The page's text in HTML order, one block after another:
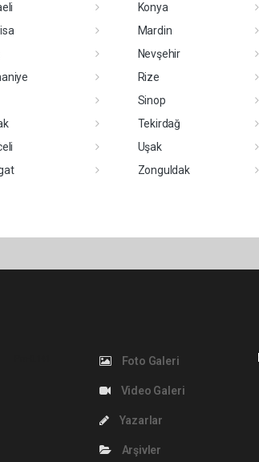
Konya
Mardin
Nevşehir
Rize
Sinop
Tekirdağ
Uşak
Zonguldak
Foto Galeri
Video Galeri
Yazarlar
Arşivler